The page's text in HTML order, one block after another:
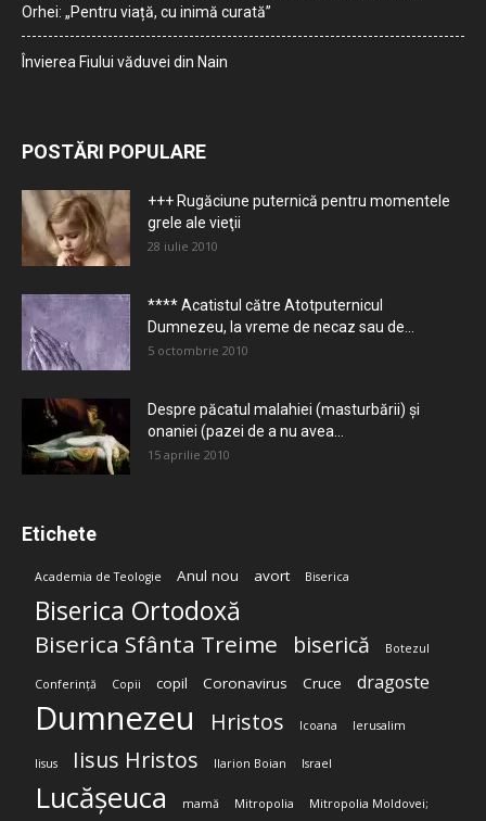
Orhei: „Pentru viață, cu inimă curată”
Învierea Fiului văduvei din Nain
POSTĂRI POPULARE
+++ Rugăciune puternică pentru momentele
grele ale vieţii
28 iulie 2010
**** Acatistul către Atotputernicul
Dumnezeu, la vreme de necaz sau de...
5 octombrie 2010
Despre păcatul malahiei (masturbării) şi
onaniei (pazei de a nu avea...
15 aprilie 2010
Etichete
Academia de Teologie Anul nou avort Biserica
Biserica Ortodoxă
Biserica Sfânta Treime biserică Botezul
Conferință Copii copil Coronavirus Cruce dragoste
Dumnezeu Hristos Icoana Ierusalim
Iisus Iisus Hristos Ilarion Boian Israel
Lucășeuca mamă Mitropolia Mitropolia Moldovei;